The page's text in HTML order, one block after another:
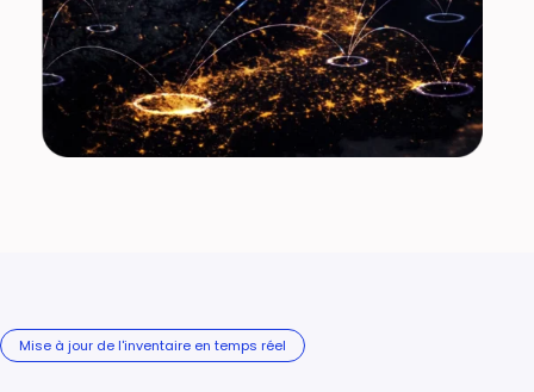
Mise à jour de l'inventaire en temps réel